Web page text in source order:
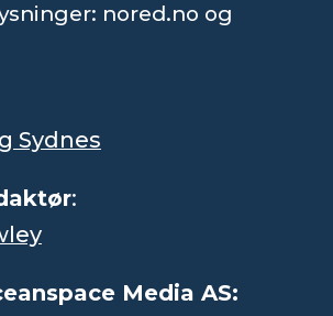
nored.no og
Sydnes
:
Media AS: